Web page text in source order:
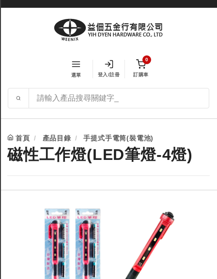
選單 登入/註冊
0
訂購車
首頁 產品目錄 手提式手電筒(裝電池)
磁性工作燈(LED筆燈-4燈)